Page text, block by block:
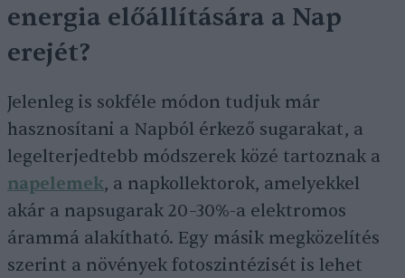
energia előállítására a Nap
erejét?
Jelenleg is sokféle módon tudjuk már
hasznosítani a Napból érkező sugarakat, a
legelterjedtebb módszerek közé tartoznak a
napelemek, a napkollektorok, amelyekkel
akár a napsugarak 20–30%-a elektromos
árammá alakítható. Egy másik megközelítés
szerint a növények fotoszintézisét is lehet